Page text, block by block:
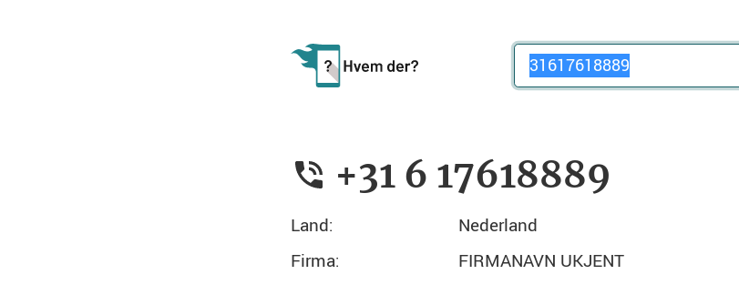
Telefonnummer
+31 6 17618889
Land:
Nederland
Firma:
FIRMANAVN UKJENT